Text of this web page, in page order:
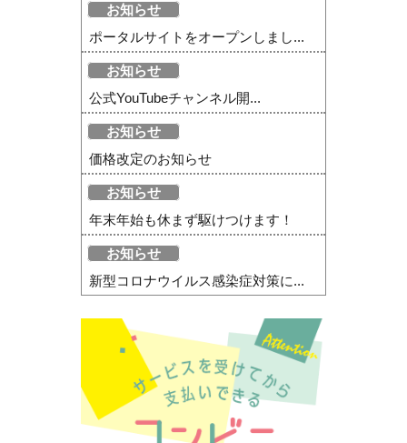
お知らせ
ポータルサイトをオープンしまし...
お知らせ
公式YouTubeチャンネル開...
お知らせ
価格改定のお知らせ
お知らせ
年末年始も休まず駆けつけます！
お知らせ
新型コロナウイルス感染症対策に...